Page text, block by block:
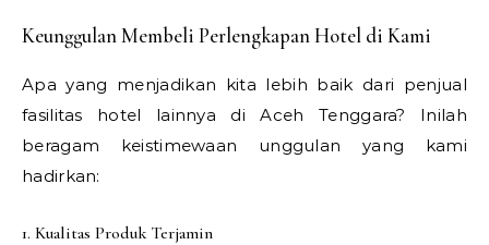
Keunggulan Membeli Perlengkapan Hotel di Kami
Apa yang menjadikan kita lebih baik dari penjual
fasilitas hotel lainnya di Aceh Tenggara? Inilah
beragam keistimewaan unggulan yang kami
hadirkan:
1. Kualitas Produk Terjamin